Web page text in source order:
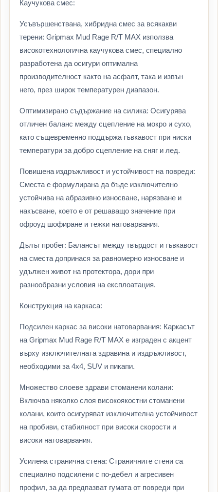
Каучукова смес:
Усъвършенствана, хибридна смес за всякакви
терени: Gripmax Mud Rage R/T MAX използва
високотехнологична каучукова смес, специално
разработена да осигури оптимална
производителност както на асфалт, така и извън
него, през широк температурен диапазон.
Оптимизирано съдържание на силика: Осигурява
отличен баланс между сцепление на мокро и сухо,
като същевременно поддържа гъвкавост при ниски
температури за добро сцепление на сняг и лед.
Повишена издръжливост и устойчивост на повреди:
Сместа е формулирана да бъде изключително
устойчива на абразивно износване, нарязване и
накъсване, което е от решаващо значение при
офроуд шофиране и тежки натоварвания.
Дълъг пробег: Балансът между твърдост и гъвкавост
на сместа допринася за равномерно износване и
удължен живот на протектора, дори при
разнообразни условия на експлоатация.
Конструкция на каркаса:
Подсилен каркас за високи натоварвания: Каркасът
на Gripmax Mud Rage R/T MAX е изграден с акцент
върху изключителната здравина и издръжливост,
необходими за 4x4, SUV и пикапи.
Множество слоеве здрави стоманени колани:
Включва няколко слоя високоякостни стоманени
колани, които осигуряват изключителна устойчивост
на пробиви, стабилност при високи скорости и
високи натоварвания.
Усилена странична стена: Страничните стени са
специално подсилени с по-дебел и агресивен
профил, за да предпазват гумата от повреди при